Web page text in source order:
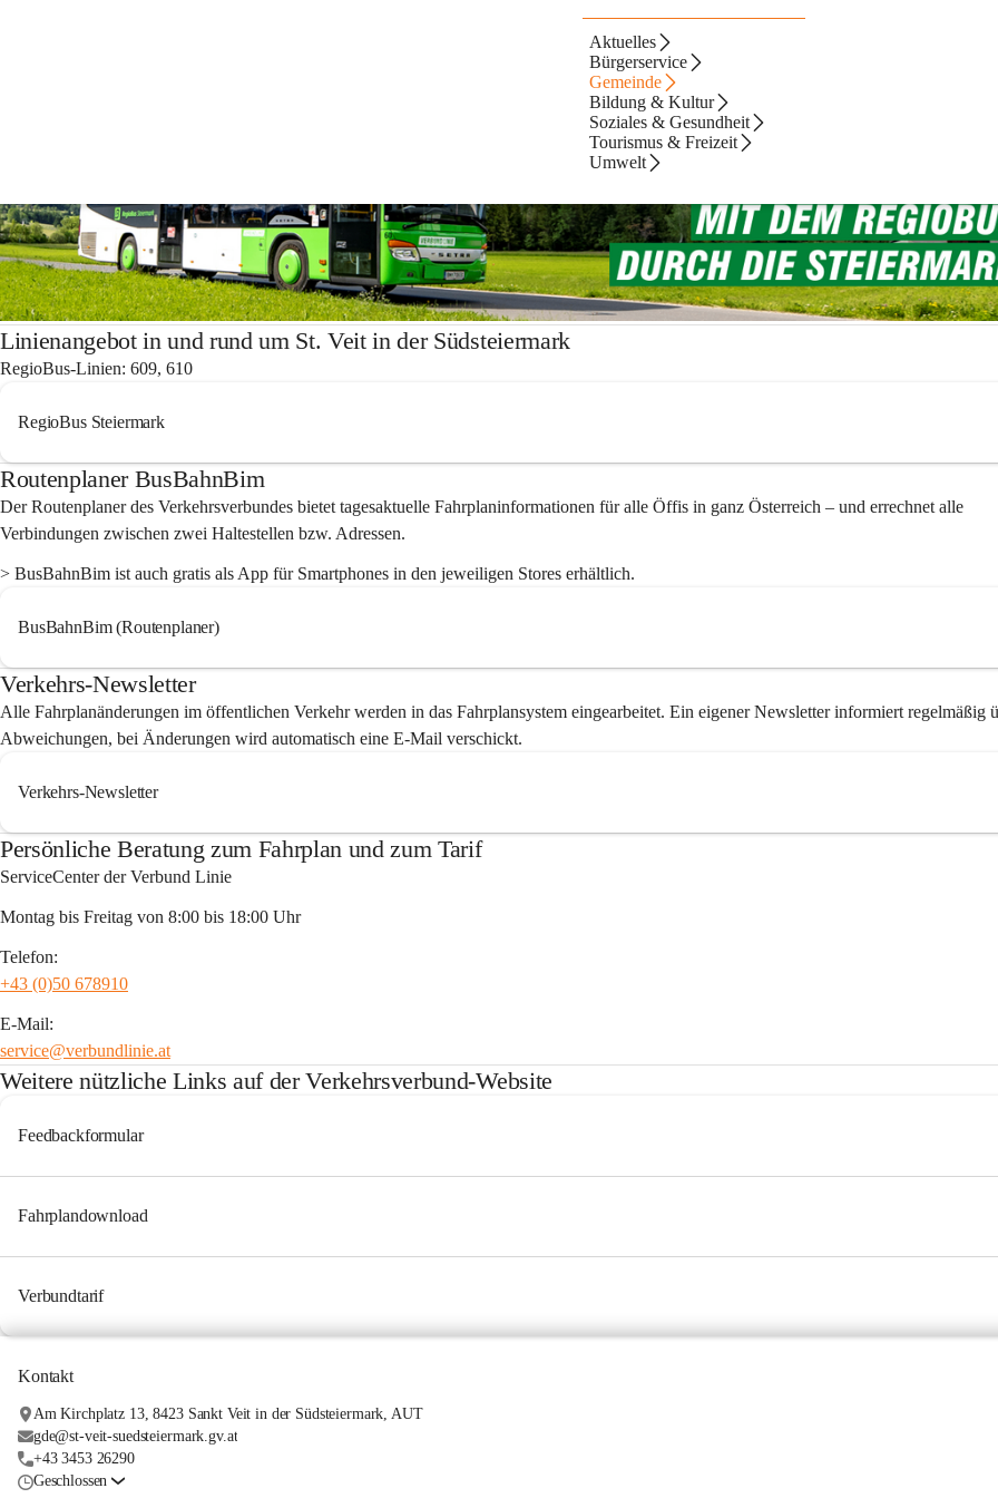
Aktuelles
Bürgerservice
Gemeinde
Bildung & Kultur
Soziales & Gesundheit
Tourismus & Freizeit
Umwelt
Linienangebot in und rund um St. Veit in der Südsteiermark
RegioBus-Linien: 609, 610
RegioBus Steiermark
Routenplaner BusBahnBim
Der Routenplaner des Verkehrsverbundes bietet tagesaktuelle Fahrplaninformationen für alle Öffis in ganz Österreich – und errechnet alle
Verbindungen zwischen zwei Haltestellen bzw. Adressen.
> BusBahnBim ist auch gratis als App für Smartphones in den jeweiligen Stores erhältlich.
BusBahnBim (Routenplaner)
Verkehrs-Newsletter
Alle Fahrplanänderungen im öffentlichen Verkehr werden in das Fahrplansystem eingearbeitet. Ein eigener Newsletter informiert regelmäßig
Abweichungen, bei Änderungen wird automatisch eine E-Mail verschickt.
Verkehrs-Newsletter
Persönliche Beratung zum Fahrplan und zum Tarif
ServiceCenter der Verbund Linie
Montag bis Freitag von 8:00 bis 18:00 Uhr
Telefon:
+43 (0)50 678910
E-Mail:
service@verbundlinie.at
Weitere nützliche Links auf der Verkehrsverbund-Website
Feedbackformular
Fahrplandownload
Verbundtarif
Kontakt
Am Kirchplatz 13, 8423 Sankt Veit in der Südsteiermark, AUT
gde@st-veit-suedsteiermark.gv.at
+43 3453 26290
Geschlossen